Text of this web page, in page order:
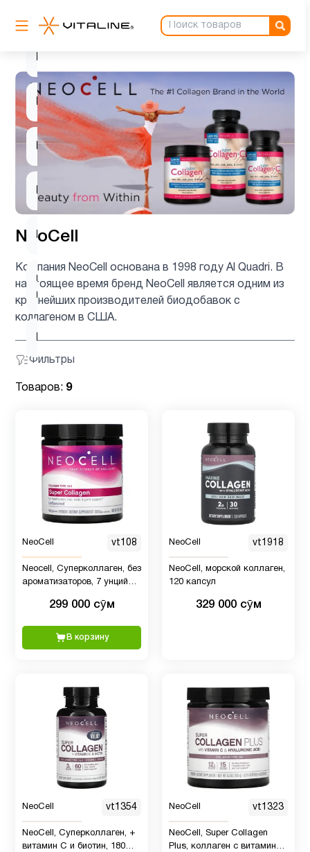
NeoCell
Компания NeoCell основана в 1998 году Al Quadri. В
настоящее время бренд NeoCell является одним из
крупнейших производителей биодобавок с
коллагеном в США.
Фильтры
Кожа
Коллагены 7
Красота
Мужчинам
ногти и
волосы
8
Товаров: 9
NeoCell vt108
Neocell, Суперколлаген, без
ароматизаторов, 7 унций
299 000 сӯм
В корзину
NeoCell vt1918
NeoCell, морской коллаген,
120 капсул
329 000 сӯм
NeoCell vt1354
NeoCell, Суперколлаген, +
витамин C и биотин, 180
NeoCell vt1323
NeoCell, Super Collagen
Plus, коллаген с витамином